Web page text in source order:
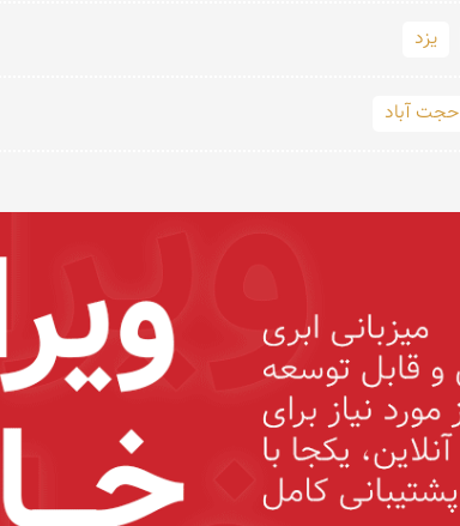
یزد
حجت آباد